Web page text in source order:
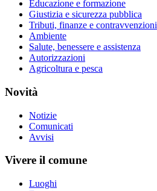
Educazione e formazione
Giustizia e sicurezza pubblica
Tributi, finanze e contravvenzioni
Ambiente
Salute, benessere e assistenza
Autorizzazioni
Agricoltura e pesca
Novità
Notizie
Comunicati
Avvisi
Vivere il comune
Luoghi